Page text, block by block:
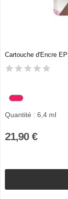
Cartouche d'Encre
Quantité : 6,4 ml
21,90 €